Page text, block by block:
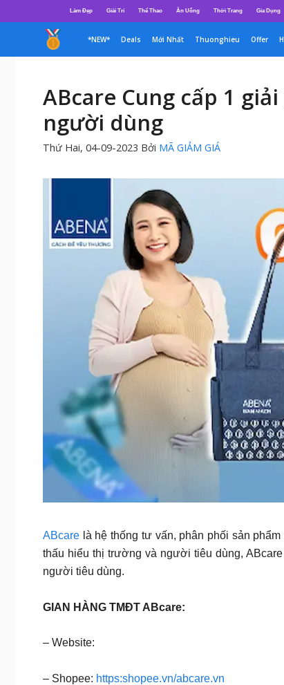
đến
dung
Làm Đẹp Giải Trí Thể Thao Ăn Uống Thời Trang Gia Dụng
*NEW* Deals Mới Nhất Thuonghieu Offer
ABcare Cung cấp 1
người dùng
Thứ Hai, 04-09-2023 Bởi MÃ GIẢM GIÁ
ABcare là hệ thống tư vấn, phân phối sản
thấu hiểu thị trường và người tiêu dùng,
người tiêu dùng.
GIAN HÀNG TMĐT ABcare:
– Website:
– Shopee: https:shopee.vn/abcare.vn